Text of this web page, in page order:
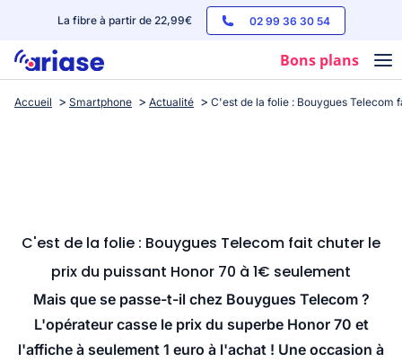
La fibre à partir de 22,99€ 02 99 36 30 54
Bons plans
Box internet
Streaming
Accueil Smartphone Actualité C'est de la folie : Bouygues Telecom
C'est de la folie : Bouygues Telecom fait chuter le
prix du puissant Honor 70 à 1€ seulement
Mais que se passe-t-il chez Bouygues Telecom ?
L'opérateur casse le prix du superbe Honor 70 et
l'affiche à seulement 1 euro à l'achat ! Une occasion à